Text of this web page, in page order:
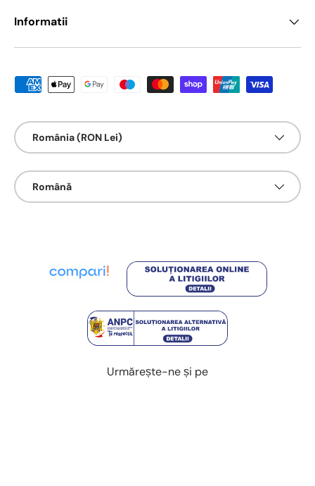
Informatii
Metode de platā acceptate
Țarǎ/Regiune
România (RON Lei)
Limbā
Română
Urmărește-ne și pe